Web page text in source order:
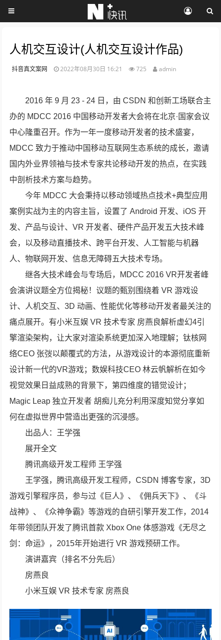
人机交互设计(人机交互设计作品)
抖音真文案网 2022年08月30日 16:21 725 admin
2016 年 9 月 23 - 24 日，由 CSDN 和创新工场联合主
办的 MDCC 2016 中国移动开发者大会将在北京·国家会议
中心隆重召开。作为一年一度移动开发者的技术盛宴，
MDCC 致力于推动中国移动互联网生态系统的成长，邀请
国内外业界领袖与技术专家共论移动开发的热点，在实践
中剖析技术方案与趋势。
今年 MDCC 大会秉持以移动领域热点技术+典型应用
案例实战为主的内容主旨，设置了 Android 开发、iOS 开
发、产品与设计、VR 开发者、硬件产品开发五大技术峰
会，以及移动直播技术、跨平台开发、人工智能与机器
人、物联网开发、信息无障碍五大技术专场。
继各大技术峰会与专场后，MDCC 2016 VR开发者峰
会演讲议题全方位揭秘！议题的甄别围绕着 VR 游戏设
计、人机交互、3D 动画、性能优化等移动开发者最关注的
痛点展开。有小米互娱 VR 技术专家 房燕良解析虚幻4引
擎渲染架构，让大家对渲染系统更加深入地理解；钛核网
络CEO 张弢以颠覆式的方法，从游戏设计的本源彻底重新
设计新一代的VR游戏；数娱科技CEO 林云帆解析在如今
视觉效果日益成熟的背景下，第四维度的错觉设计；
Magic Leap 独立开发者 胡痴儿充分利用深度知觉分享如
何在虚拟世界中营造出更强的沉浸感。
出品人：王学强
展开全文
腾讯高级开发工程师 王学强
王学强，腾讯高级开发工程师，CSDN 博客专家，3D
游戏引擎程序员，参与过《巨人》、《佣兵天下》、《斗
战神》、《众神争霸》等游戏的自研引擎开发工作，2014
年带领团队开发了腾讯首款 Xbox One 体感游戏《无尽之
剑：命运》，2015年开始进行 VR 游戏预研工作。
演讲嘉宾（排名不分先后）
房燕良
小米互娱 VR 技术专家 房燕良